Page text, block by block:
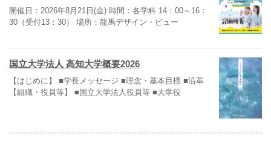
開催日：2026年8月21日(金) 時間：各学科 14：00～16：
30（受付13：30） 場所：龍馬デザイン・ビュー
国立大学法人 高知大学概要2026
【はじめに】 ■学長メッセージ ■理念・基本目標 ■沿革
【組織・役員等】 ■国立大学法人役員等 ■大学役